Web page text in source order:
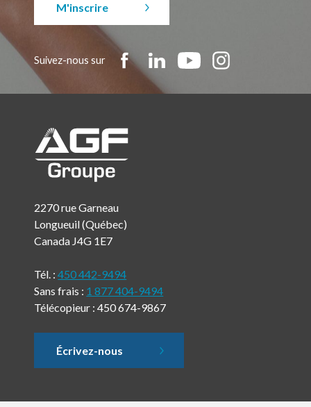
M'inscrire
Suivez-nous sur
2270 rue Garneau
Longueuil (Québec)
Canada J4G 1E7
Tél. :450 442-9494
Sans frais : 1 877 404-9494
Télécopieur : 450 674-9867
Écrivez-nous